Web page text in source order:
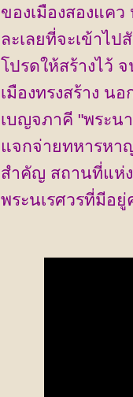
ของเมืองสองแค
ละเลยที่จะเข้าไ
โปรดให้สร้างไว้
เมืองทรงสร้าง น
เบญจภาคี "พระน
แจกจ่ายทหารหา
สำคัญ สถานที่แห่
พระนเรศวรที่มีอ